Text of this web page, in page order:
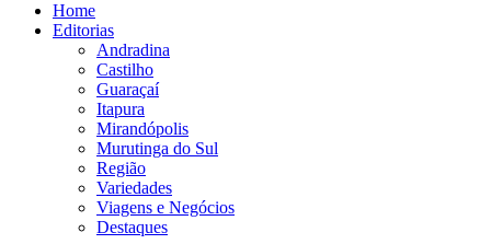
Home
Editorias
Andradina
Castilho
Guaraçaí
Itapura
Mirandópolis
Murutinga do Sul
Região
Variedades
Viagens e Negócios
Destaques